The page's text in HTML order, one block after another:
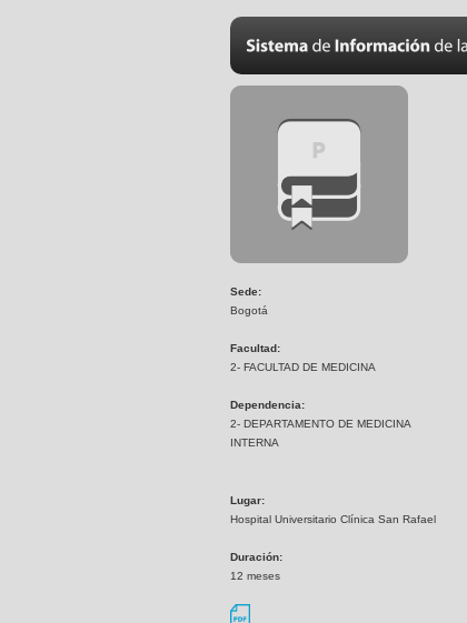
Sede:
Bogotá
Facultad:
2- FACULTAD DE MEDICINA
Dependencia:
2- DEPARTAMENTO DE MEDICINA
INTERNA
Lugar:
Hospital Universitario Clínica San Rafael
Duración:
12 meses